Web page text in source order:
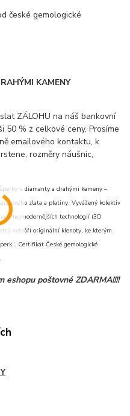
české gemologické
KAMENY
ZÁLOHU na náš bankovní
50 % z celkové ceny. Prosíme
emailového kontaktu, k
rozměry náušnic,
s diamanty a drahými kameny –
zlata a platiny. Vyvážený kolektiv
nejmodernějších technologií (3D
vytváří originální klenoty, ke kterým
Certifikát České gemologické
eshopu poštovné ZDARMA!!!!